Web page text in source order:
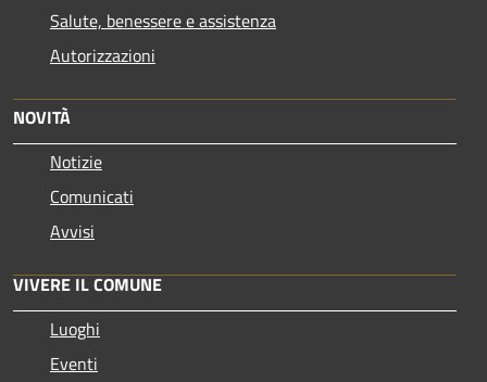
Salute, benessere e assistenza
Autorizzazioni
NOVITÀ
Notizie
Comunicati
Avvisi
VIVERE IL COMUNE
Luoghi
Eventi